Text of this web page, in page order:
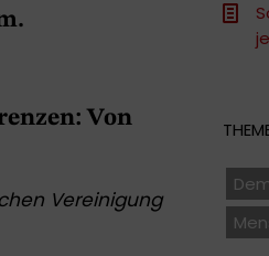
Von
Vereinigung